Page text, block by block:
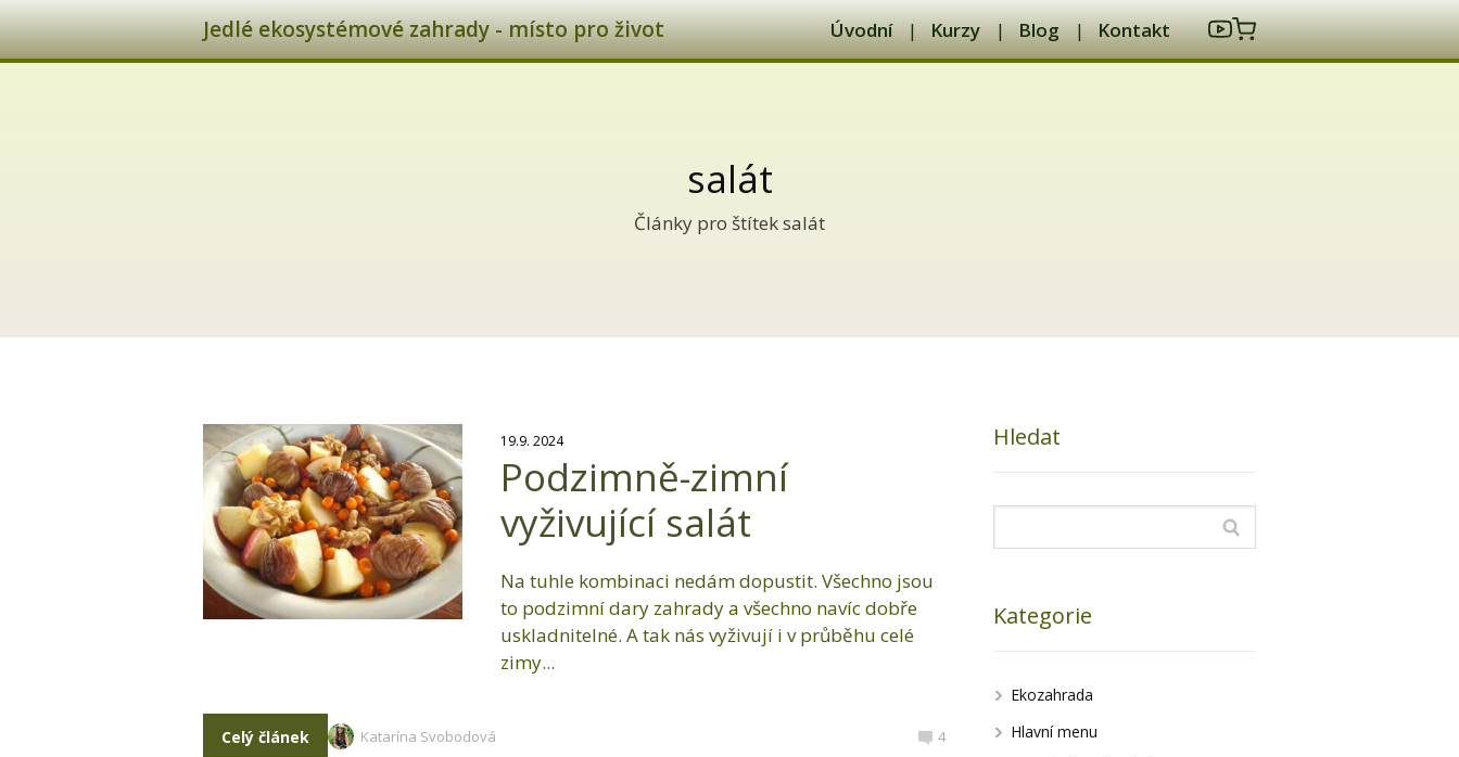
Jedlé ekosystémové zahrady - místo pro život Úvodní Kurzy Blog Kontakt
salát
Články pro štítek salát
19.9. 2024
Podzimně-zimní
vyživující salát
Na tuhle kombinaci nedám dopustit. Všechno jsou
to podzimní dary zahrady a všechno navíc dobře
uskladnitelné. A tak nás vyživují i v průběhu celé
zimy...
Celý článek Katarína Svobodová 4
Hledat
Kategorie
Ekozahrada
Hlavní menu